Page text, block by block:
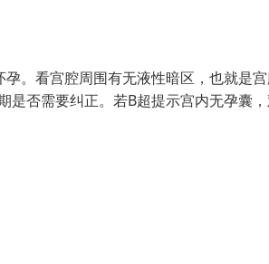
。看宫腔周围有无液性暗区，也就是
是否需要纠正。若B超提示宫内无孕囊